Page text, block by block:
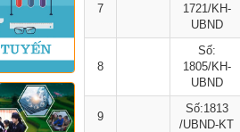
7
1721/KH-
UBND
8
Số:
1805/KH-
UBND
9
Số:1813
/UBND-KT